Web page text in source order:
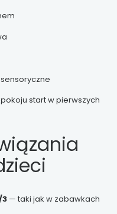
start w pierwszych
3 — taki jak w zabawkach